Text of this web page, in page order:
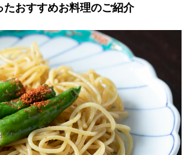
おすすめお料理のご紹介